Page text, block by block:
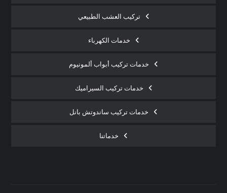
تركيب العشب الطبيعي
خدمات الكهرباء
خدمات تركيب أبواب ألمونيوم
خدمات تركيب السيراميك
خدمات تركيب ساندوتش بانل
خدماتنا